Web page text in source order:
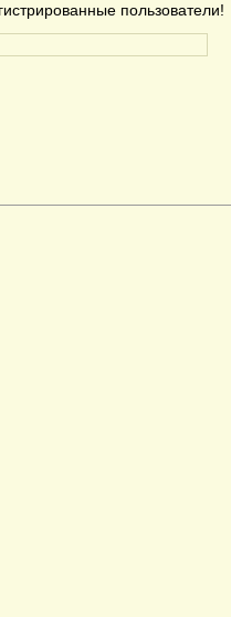
пользователи!